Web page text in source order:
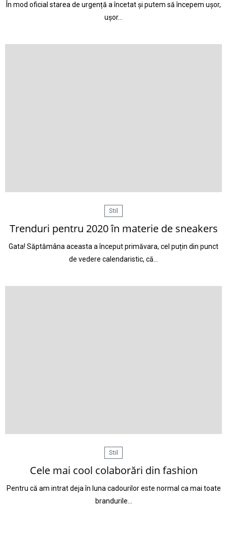
În mod oficial starea de urgență a încetat și putem să începem ușor,
ușor…
Stil
Trenduri pentru 2020 în materie de sneakers
Gata! Săptămâna aceasta a început primăvara, cel puțin din punct
de vedere calendaristic, că…
Stil
Cele mai cool colaborări din fashion
Pentru că am intrat deja în luna cadourilor este normal ca mai toate
brandurile…